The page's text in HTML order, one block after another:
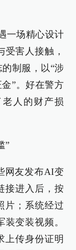
一场精心设计
害人接触，
制服，以“涉
”。好在警方
人的财产损
”
网友发布AI变
接进入后，按
片；系统经过
变装视频。
上传身份证明